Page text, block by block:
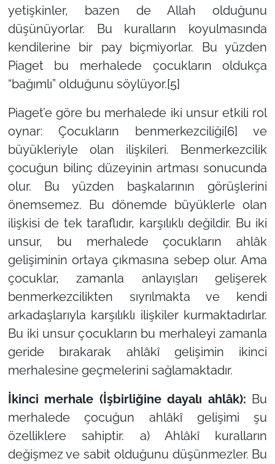
yetişkinler, bazen de Allah olduğunu
düşünüyorlar. Bu kuralların koyulmasında
kendilerine bir pay biçmiyorlar. Bu yüzden
Piaget bu merhalede çocukların oldukça
“bağımlı” olduğunu söylüyor.[5]
Piaget’e göre bu merhalede iki unsur etkili rol
oynar: Çocukların benmerkezciliği[6] ve
büyükleriyle olan ilişkileri. Benmerkezcilik
çocuğun bilinç düzeyinin artması sonucunda
olur. Bu yüzden başkalarının görüşlerini
önemsemez. Bu dönemde büyüklerle olan
ilişkisi de tek taraflıdır, karşılıklı değildir. Bu iki
unsur, bu merhalede çocukların ahlâk
gelişiminin ortaya çıkmasına sebep olur. Ama
çocuklar, zamanla anlayışları gelişerek
benmerkezcilikten sıyrılmakta ve kendi
arkadaşlarıyla karşılıklı ilişkiler kurmaktadırlar.
Bu iki unsur çocukların bu merhaleyi zamanla
geride bırakarak ahlâkî gelişimin ikinci
merhalesine geçmelerini sağlamaktadır.
İkinci merhale (İşbirliğine dayalı ahlâk): Bu
merhalede çocuğun ahlâkî gelişimi şu
özelliklere sahiptir. a) Ahlâkî kuralların
değişmez ve sabit olduğunu düşünmezler. Bu